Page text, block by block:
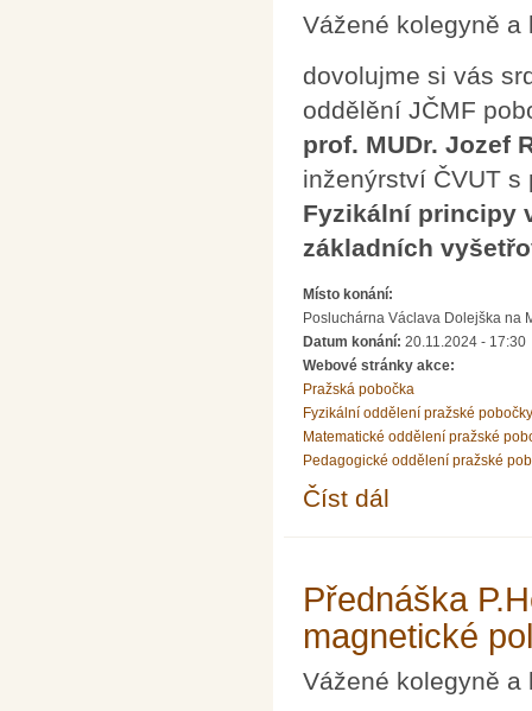
Vážené kolegyně a
dovolujme si vás
oddělění JČMF
prof. MUDr. Jozef
inženýrství ČVUT s
Fyzikální principy
základních
Místo konání:
Posluchárna Václava Dolejška na
Datum konání: 20.11.2024 - 17:30
Webové stránky akce:
Pražská pobočka
Fyzikální oddělení pražské pobočky
Matematické oddělení pražské
Pedagogické oddělení pražské
Číst dál
Přednáška
magnetické
Vážené kolegyně a